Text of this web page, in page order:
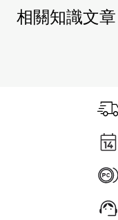
相關知識文章